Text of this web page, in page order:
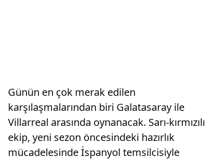
Günün en çok merak edilen
karşılaşmalarından biri Galatasaray ile
Villarreal arasında oynanacak. Sarı-kırmızılı
ekip, yeni sezon öncesindeki hazırlık
mücadelesinde İspanyol temsilcisiyle